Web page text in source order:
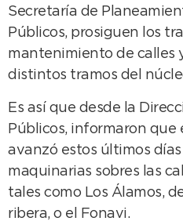
Secretaría de
Públicos, prosiguen los
mantenimiento de calles
distintos tramos del
Es así que desde la
Públicos, informaron que
avanzó estos últimos
maquinarias sobres las
tales como Los Álamos,
ribera, o el Fonavi.